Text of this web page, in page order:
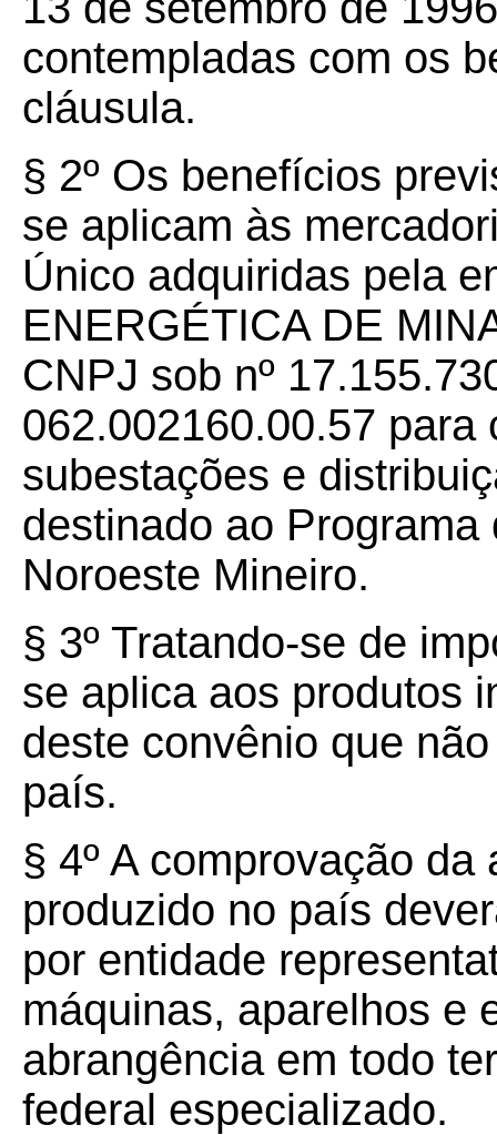
contempladas com os
cláusula.
§ 2º Os benefícios
se aplicam às
Único adquiridas pela
ENERGÉTICA DE
CNPJ sob nº
062.002160.00.57
subestações e
destinado ao
Noroeste Mineiro.
§ 3º Tratando-se de
se aplica aos produtos
deste convênio que
país.
§ 4º A comprovação
produzido no país
por entidade
máquinas, aparelhos e
abrangência em todo
federal especializado.